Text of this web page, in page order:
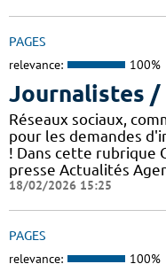
PAGES
relevance: 100%
Journalistes /
Réseaux sociaux,
pour les demandes
! Dans cette rubrique
presse Actualités
18/02/2026 15:25
PAGES
relevance: 100%